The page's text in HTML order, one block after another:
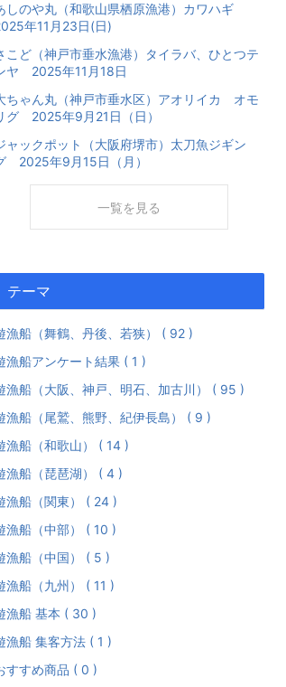
しのや丸（和歌山県栖原漁港）カワハギ
年11月23日(日)
こど（神戸市垂水漁港）タイラバ、ひとつテ
ヤ 2025年11月18日
ちゃん丸（神戸市垂水区）アオリイカ オモ
グ 2025年9月21日（日）
ャックポット（大阪府堺市）太刀魚ジギン
2025年9月15日（月）
一覧を見る
テーマ
漁船（舞鶴、丹後、若狭） ( 92 )
漁船アンケート結果 ( 1 )
漁船（大阪、神戸、明石、加古川） ( 95 )
漁船（尾鷲、熊野、紀伊長島） ( 9 )
漁船（和歌山） ( 14 )
漁船（琵琶湖） ( 4 )
漁船（関東） ( 24 )
漁船（中部） ( 10 )
漁船（中国） ( 5 )
漁船（九州） ( 11 )
漁船 基本 ( 30 )
漁船 集客方法 ( 1 )
すすめ商品 ( 0 )